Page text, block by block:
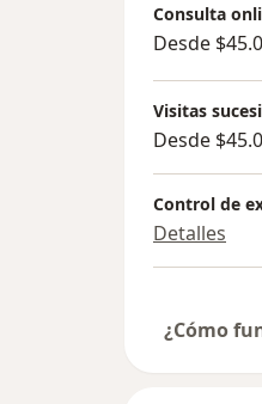
Consulta
Desde
Visitas
Desde
Control de
Detalles
¿Cómo